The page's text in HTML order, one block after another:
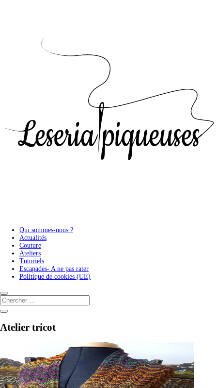
Qui sommes-nous ?
Actualités
Couture
Ateliers
Tutoriels
Escapades- A ne pas rater
Politique de cookies (UE)
Atelier tricot